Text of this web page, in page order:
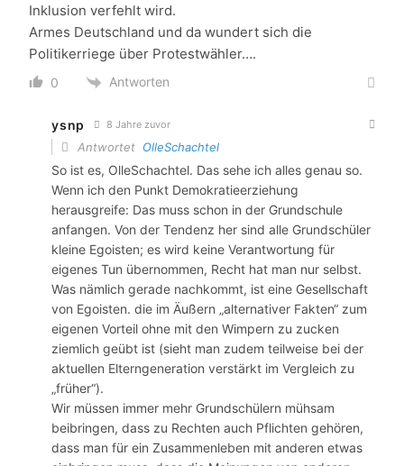
Inklusion verfehlt wird.
Armes Deutschland und da wundert sich die
Politikerriege über Protestwähler….
0 Antworten
ysnp 8 Jahre zuvor
Antwortet OlleSchachtel
So ist es, OlleSchachtel. Das sehe ich alles genau so.
Wenn ich den Punkt Demokratieerziehung
herausgreife: Das muss schon in der Grundschule
anfangen. Von der Tendenz her sind alle Grundschüler
kleine Egoisten; es wird keine Verantwortung für
eigenes Tun übernommen, Recht hat man nur selbst.
Was nämlich gerade nachkommt, ist eine Gesellschaft
von Egoisten. die im Äußern „alternativer Fakten“ zum
eigenen Vorteil ohne mit den Wimpern zu zucken
ziemlich geübt ist (sieht man zudem teilweise bei der
aktuellen Elterngeneration verstärkt im Vergleich zu
„früher“).
Wir müssen immer mehr Grundschülern mühsam
beibringen, dass zu Rechten auch Pflichten gehören,
dass man für ein Zusammenleben mit anderen etwas